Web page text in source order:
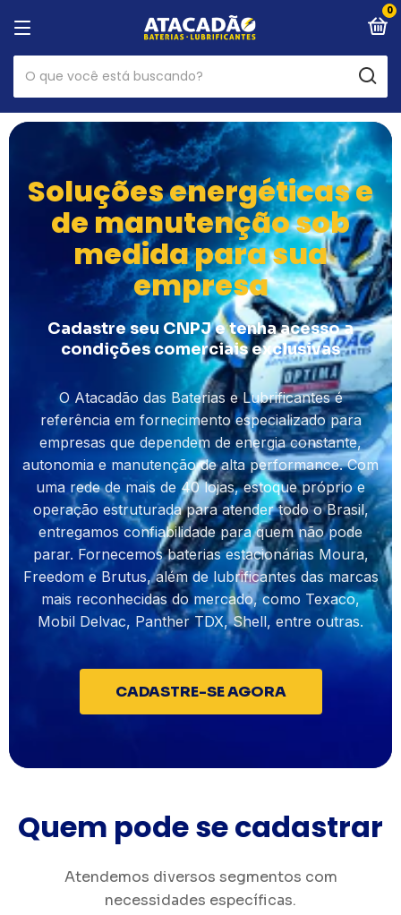
0
Soluções energéticas e
de manutenção sob
medida para sua
empresa
Cadastre seu CNPJ e tenha acesso a
condições comerciais exclusivas
O Atacadão das Baterias e Lubrificantes é
referência em fornecimento especializado para
empresas que dependem de energia constante,
autonomia e manutenção de alta performance. Com
uma rede de mais de 40 lojas, estoque próprio e
operação estruturada para atender todo o Brasil,
entregamos confiabilidade para quem não pode
parar. Fornecemos baterias estacionárias Moura,
Freedom e Brutus, além de lubrificantes das marcas
mais reconhecidas do mercado, como Texaco,
Mobil Delvac, Panther TDX, Shell, entre outras.
CADASTRE-SE AGORA
Quem pode se cadastrar
Atendemos diversos segmentos com
necessidades específicas.